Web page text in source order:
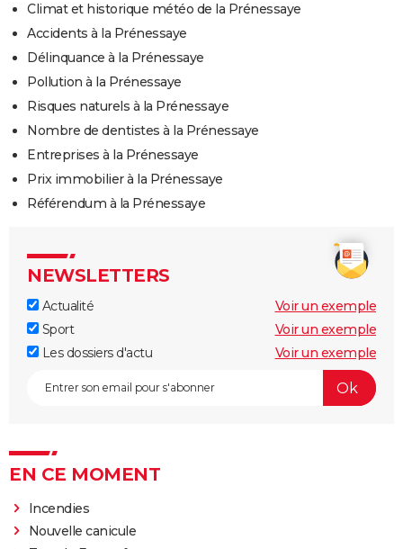
Climat et historique météo de la Prénessaye
Accidents à la Prénessaye
Délinquance à la Prénessaye
Pollution à la Prénessaye
Risques naturels à la Prénessaye
Nombre de dentistes à la Prénessaye
Entreprises à la Prénessaye
Prix immobilier à la Prénessaye
Référendum à la Prénessaye
NEWSLETTERS
Actualité
Voir un exemple
Sport
Voir un exemple
Les dossiers d'actu
Voir un exemple
EN CE MOMENT
Incendies
Nouvelle canicule